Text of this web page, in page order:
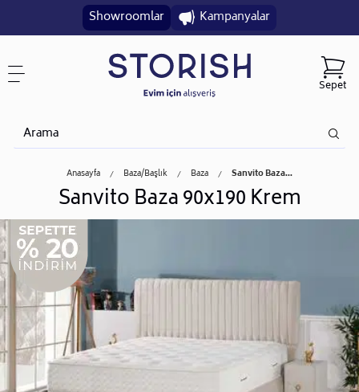
Showroomlar Kampanyalar
Sepet
Anasayfa Baza/başlık Baza Sanvito Baza...
Sanvito Baza 90x190 Krem